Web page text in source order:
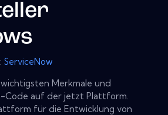
ServiceNow
Merkmale und
Code auf der jetzt Plattform.
für die Entwicklung von